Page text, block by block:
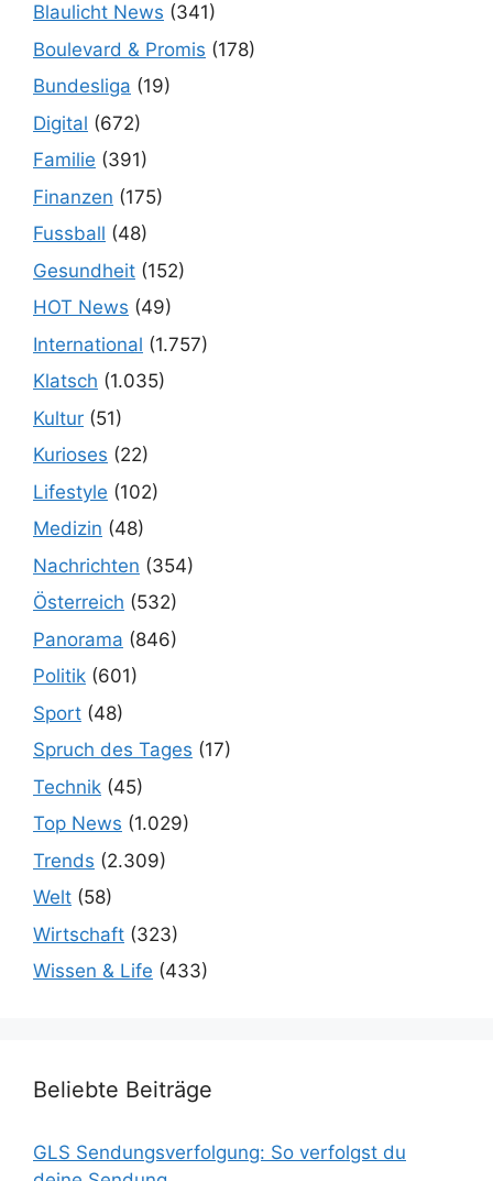
Blaulicht News (341)
Boulevard & Promis (178)
Bundesliga (19)
Digital (672)
Familie (391)
Finanzen (175)
Fussball (48)
Gesundheit (152)
HOT News (49)
International (1.757)
Klatsch (1.035)
Kultur (51)
Kurioses (22)
Lifestyle (102)
Medizin (48)
Nachrichten (354)
Österreich (532)
Panorama (846)
Politik (601)
Sport (48)
Spruch des Tages (17)
Technik (45)
Top News (1.029)
Trends (2.309)
Welt (58)
Wirtschaft (323)
Wissen & Life (433)
Beliebte Beiträge
GLS Sendungsverfolgung: So verfolgst du